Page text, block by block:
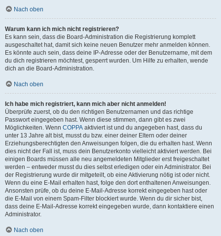
Nach oben
Warum kann ich mich nicht registrieren?
Es kann sein, dass die Board-Administration die Registrierung komplett
ausgeschaltet hat, damit sich keine neuen Benutzer mehr anmelden können.
Es könnte auch sein, dass deine IP-Adresse oder der Benutzername, mit dem
du dich registrieren möchtest, gesperrt wurden. Um Hilfe zu erhalten, wende
dich an die Board-Administration.
Nach oben
Ich habe mich registriert, kann mich aber nicht anmelden!
Überprüfe zuerst, ob du den richtigen Benutzernamen und das richtige
Passwort eingegeben hast. Wenn diese stimmen, dann gibt es zwei
Möglichkeiten. Wenn COPPA aktiviert ist und du angegeben hast, dass du
unter 13 Jahre alt bist, musst du bzw. einer deiner Eltern oder deiner
Erziehungsberechtigten den Anweisungen folgen, die du erhalten hast. Wenn
dies nicht der Fall ist, muss dein Benutzerkonto vielleicht aktiviert werden. Bei
einigen Boards müssen alle neu angemeldeten Mitglieder erst freigeschaltet
werden – entweder musst du dies selbst erledigen oder ein Administrator. Bei
der Registrierung wurde dir mitgeteilt, ob eine Aktivierung nötig ist oder nicht.
Wenn du eine E-Mail erhalten hast, folge den dort enthaltenen Anweisungen.
Ansonsten prüfe, ob du deine E-Mail-Adresse korrekt eingegeben hast oder
die E-Mail von einem Spam-Filter blockiert wurde. Wenn du dir sicher bist,
dass deine E-Mail-Adresse korrekt eingegeben wurde, dann kontaktiere einen
Administrator.
Nach oben